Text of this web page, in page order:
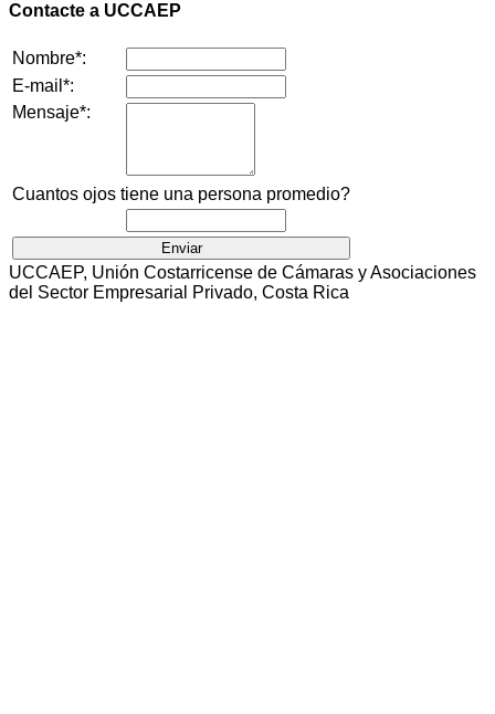
Contacte a UCCAEP
Nombre*:
E-mail*:
Mensaje*:
Cuantos ojos tiene una persona promedio?
UCCAEP, Unión Costarricense de Cámaras y Asociaciones
del Sector Empresarial Privado, Costa Rica